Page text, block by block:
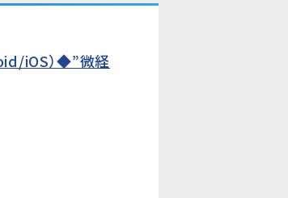
iOS）◆”微経